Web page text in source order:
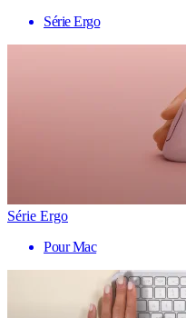
Série Ergo
Série Ergo
Pour Mac